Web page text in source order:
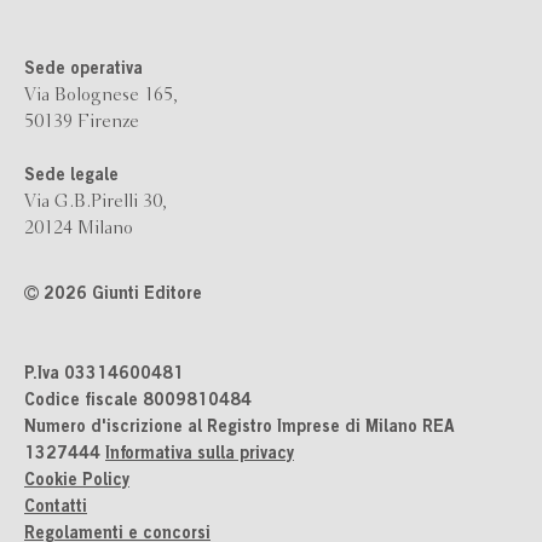
Sede operativa
Via Bolognese 165,
50139 Firenze
Sede legale
Via G.B.Pirelli 30,
20124 Milano
2026 Giunti Editore
P.Iva 03314600481
Codice fiscale 8009810484
Numero d'iscrizione al Registro Imprese di Milano REA
1327444 Informativa sulla privacy
Cookie Policy
Contatti
Regolamenti e concorsi